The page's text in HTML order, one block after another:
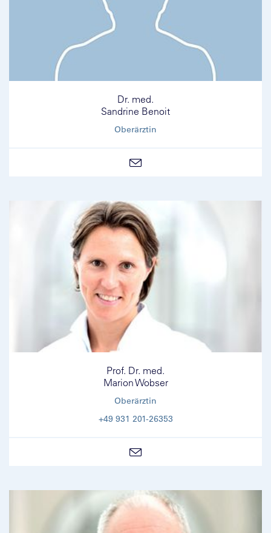
Dr. med.
Sandrine Benoit
Oberärztin
Prof. Dr. med.
Marion Wobser
Oberärztin
+49 931 201-26353